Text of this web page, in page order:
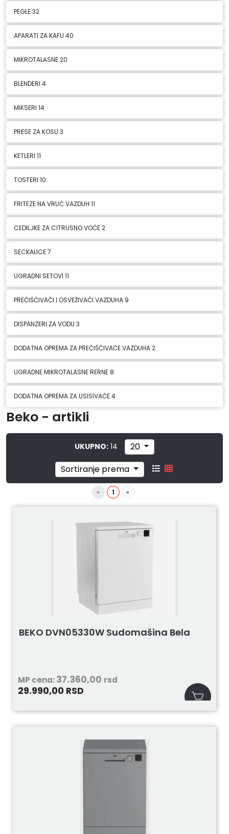
PEGLE32
APARATI ZA KAFU 40
MIKROTALASNE20
BLENDERI 4
MIKSERI 14
PRESE ZA KOSU 3
KETLERI 11
TOSTERI 10
FRITEZE NA VRUĆ VAZDUH 11
CEDILJKE ZA CITRUSNO VOĆE2
SECKALICE7
UGRADNI SETOVI 11
PREČIŠĆIVAČI I OSVEŽIVAČI VAZDUHA 9
DISPANZERI ZA VODU 3
DODATNA OPREMA ZA PREČIŠĆIVAČE VAZDUHA2
UGRADNE MIKROTALASNE RERNE8
DODATNA OPREMA ZA USISIVAČE4
Beko - artikli
UKUPNO:14
20
Sortiranje prema
« 1 »
BEKO DVN05330W Sudomašina Bela
MP cena:37.360,00 rsd
29.990,00 RSD